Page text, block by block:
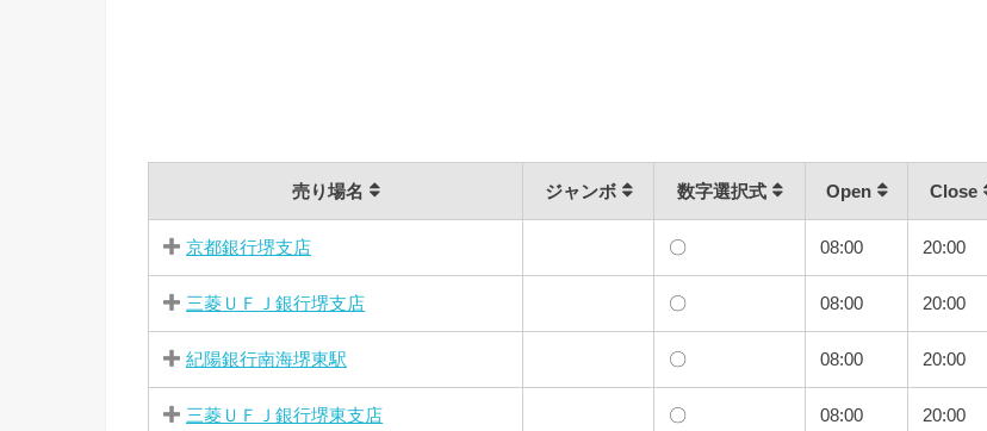
売り場名 ジャンボ 数字選択式 Open Close
京都銀行堺支店 〇 08:00 20:00
三菱ＵＦＪ銀行堺支店 〇 08:00 20:00
紀陽銀行南海堺東駅 〇 08:00 20:00
三菱ＵＦＪ銀行堺東支店 〇 08:00 20:00